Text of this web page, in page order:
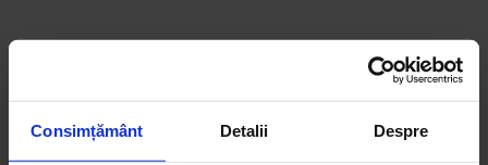
Consimțământ Detalii Despre